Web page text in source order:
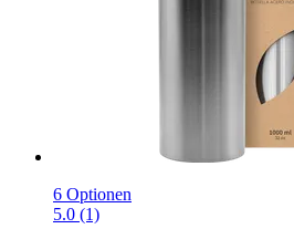
6 Optionen
5.0 (1)